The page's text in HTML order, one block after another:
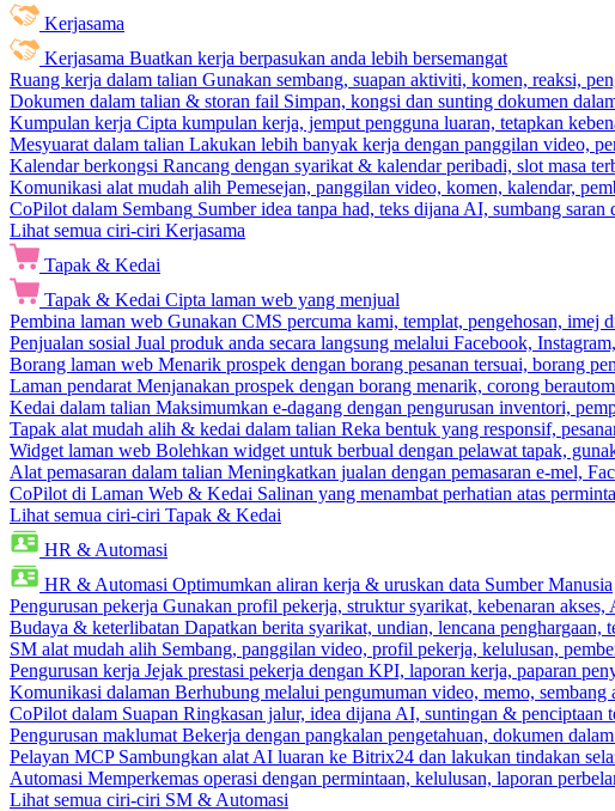
Kerjasama
Kerjasama Buatkan kerja berpasukan anda lebih bersemangat
Ruang kerja dalam talian Gunakan sembang, suapan aktiviti, komen, reaksi,
Dokumen dalam talian & storan fail Simpan, kongsi dan sunting dokumen
Kumpulan kerja Cipta kumpulan kerja, jemput pengguna luaran, tetapkan
Mesyuarat dalam talian Lakukan lebih banyak kerja dengan panggilan video,
Kalendar berkongsi Rancang dengan syarikat & kalendar peribadi, slot masa
Komunikasi alat mudah alih Pemesejan, panggilan video, komen, kalendar,
CoPilot dalam Sembang Sumber idea tanpa had, teks dijana AI, sumbang saran
Lihat semua ciri-ciri Kerjasama
Tapak & Kedai
Tapak & Kedai Cipta laman web yang menjual
Pembina laman web Gunakan CMS percuma kami, templat, pengehosan, imej
Penjualan sosial Jual produk anda secara langsung melalui Facebook,
Borang laman web Menarik prospek dengan borang pesanan tersuai, borang
Laman pendarat Menjanakan prospek dengan borang menarik, corong
Kedai dalam talian Maksimumkan e-dagang dengan pengurusan inventori,
Tapak alat mudah alih & kedai dalam talian Reka bentuk yang responsif,
Widget laman web Bolehkan widget untuk berbual dengan pelawat tapak,
Alat pemasaran dalam talian Meningkatkan jualan dengan pemasaran e-mel,
CoPilot di Laman Web & Kedai Salinan yang menambat perhatian atas
Lihat semua ciri-ciri Tapak & Kedai
HR & Automasi
HR & Automasi Optimumkan aliran kerja & uruskan data Sumber Manusia
Pengurusan pekerja Gunakan profil pekerja, struktur syarikat, kebenaran
Budaya & keterlibatan Dapatkan berita syarikat, undian, lencana penghargaan,
SM alat mudah alih Sembang, panggilan video, profil pekerja, kelulusan,
Pengurusan kerja Jejak prestasi pekerja dengan KPI, laporan kerja, paparan
Komunikasi dalaman Berhubung melalui pengumuman video, memo, sembang
CoPilot dalam Suapan Ringkasan jalur, idea dijana AI, suntingan & penciptaan
Pengurusan maklumat Bekerja dengan pangkalan pengetahuan, dokumen
Pelayan MCP Sambungkan alat AI luaran ke Bitrix24 dan lakukan tindakan
Automasi Memperkemas operasi dengan permintaan, kelulusan, laporan
Lihat semua ciri-ciri SM & Automasi